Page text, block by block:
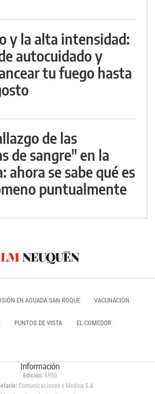
y la alta intensidad:
autocuidado y
tu fuego hasta
de las
de sangre" en la
ahora se sabe qué es
puntualmente
EN AGUADA SAN ROQUE VACUNACIÓN
PUNTOS DE VISTA EL COMEDOR
Información
Edición: 6950
Comunicaciones y Medios S.A